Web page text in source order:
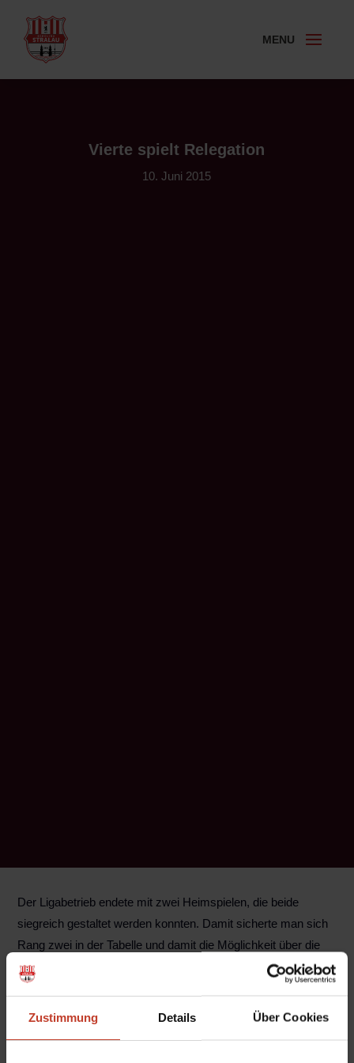
Zustimmung Details Über Cookies
Vierte spielt Relegation
10. Juni 2015
Der Ligabetrieb endete mit zwei Heimspielen, die beide
siegreich gestaltet werden konnten. Damit sicherte man sich
Rang zwei in der Tabelle und damit die Möglichkeit über die
Relegation in die Kreisklasse A aufzusteigen. Aber der Reihe
nach: vorletzten Sonntag wurde Fortuna Biesdorf III mit 6:4
Stralau spielte mit: Köppe – Schukat, Friese (80. S. Bjeske),